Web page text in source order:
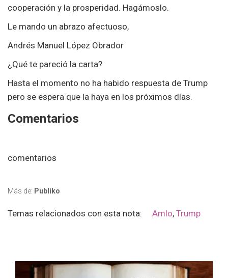
cooperación y la prosperidad. Hagámoslo.
Le mando un abrazo afectuoso,
Andrés Manuel López Obrador
¿Qué te pareció la carta?
Hasta el momento no ha habido respuesta de Trump
pero se espera que la haya en los próximos días.
Comentarios
comentarios
Más de: Publiko
Temas relacionados con esta nota: Amlo, Trump